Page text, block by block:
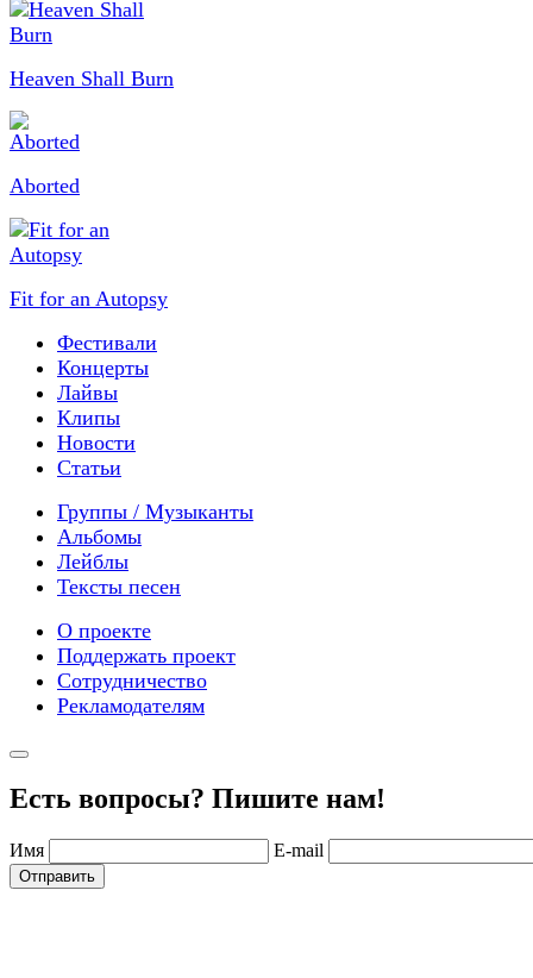
Heaven Shall Burn
Aborted
Fit for an Autopsy
Фестивали
Концерты
Лайвы
Клипы
Новости
Статьи
Группы / Музыканты
Альбомы
Лейблы
Тексты песен
О проекте
Поддержать проект
Сотрудничество
Рекламодателям
Есть вопросы? Пишите нам!
Имя E-mail